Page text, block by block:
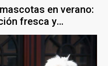
en verano:
fresca y